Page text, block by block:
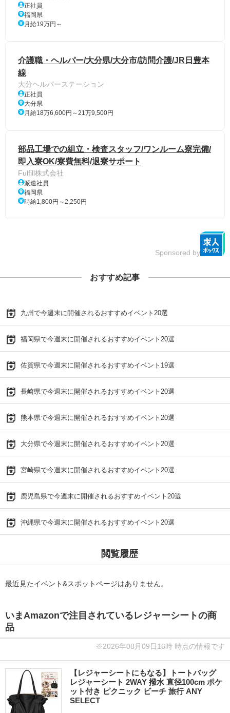
正社員
福岡県
月給19万円～
介護職・ヘルパー/大分県/大分市/訪問介護/JR日豊本
線
大分ヘルパーステーション
正社員
大分県
月給18万6,600円～21万9,500円
部品工場での組立・検査スタッフ/ワンルーム寮完備/
即入寮OK/寮費無料/退寮サポート
Fulfill株式会社
派遣社員
福岡県
時給1,800円～2,250円
Sponsored by
おすすめ記事
九州で今週末に開催されるおすすめイベント20選
福岡県で今週末に開催されるおすすめイベント20選
佐賀県で今週末に開催されるおすすめイベント19選
長崎県で今週末に開催されるおすすめイベント20選
熊本県で今週末に開催されるおすすめイベント20選
大分県で今週末に開催されるおすすめイベント20選
宮崎県で今週末に開催されるおすすめイベント20選
鹿児島県で今週末に開催されるおすすめイベント20選
沖縄県で今週末に開催されるおすすめイベント20選
閲覧履歴
最近見たイベント&スポットページはありません。
いまAmazonで注目されているレジャーシートの商
品
※2026年08月09日16時 時点の情報です
【レジャーシートにもなる】トートバッグ
レジャーシート 2WAY 撥水 直径100cm ポケ
ット付き ピクニック ビーチ 旅行 ANY
SELECT